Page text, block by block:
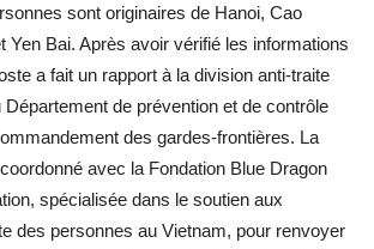
sont originaires de Hanoi, Cao
Yen Bai. Après avoir vérifié les informations
a fait un rapport à la division anti-traite
de prévention et de contrôle
des gardes-frontières. La
avec la Fondation Blue Dragon
spécialisée dans le soutien aux
des personnes au Vietnam, pour renvoyer